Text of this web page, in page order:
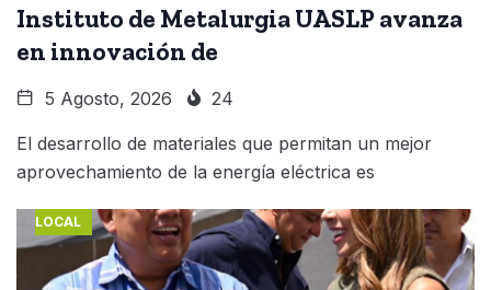
Instituto de Metalurgia UASLP avanza
en innovación de
5 Agosto, 2026 24
El desarrollo de materiales que permitan un mejor
aprovechamiento de la energía eléctrica es
LOCAL